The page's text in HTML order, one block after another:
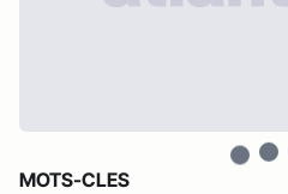
MOTS-CLES